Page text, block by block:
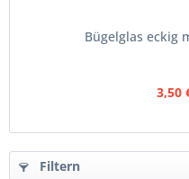
Bügelglas eckig
3,50
Filtern